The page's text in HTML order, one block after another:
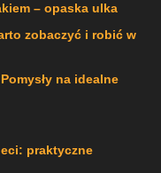
– opaska ulka
zobaczyć i robić w
na idealne
praktyczne